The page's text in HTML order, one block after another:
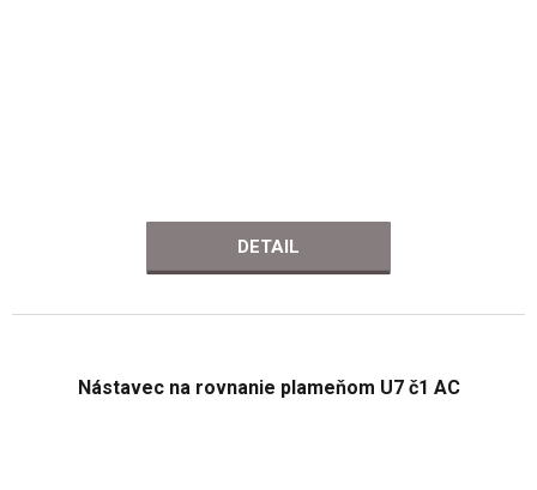
DETAIL
Nástavec na rovnanie plameňom U7 č1 AC